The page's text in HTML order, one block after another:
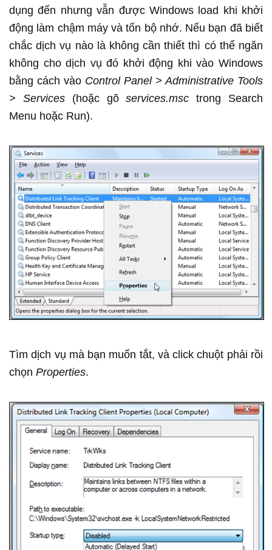
dụng đến nhưng vẫn được Windows load khi khởi
động làm chậm máy và tốn bộ nhớ. Nếu bạn đã biết
chắc dịch vụ nào là không cần thiết thì có thể ngăn
không cho dịch vụ đó khởi động khi vào Windows
bằng cách vào Control Panel > Administrative Tools
> Services(hoặc gõservices.msc trong Search
Menu hoặc Run).
Tìm dịch vụ mà bạn muốn tắt, và click chuột phải rồi
chọn Properties.